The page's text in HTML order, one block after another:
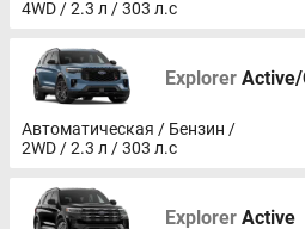
Универсальный порт (USB)
CarPlay
Автоматический корректор фар
Датчик света
Дневные ходовые огни
Светодиодные фары
Диски 18
Рейлинги на крыше
4WD / 2.3 л / 303 л.с
Explorer
Автоматическая / Бензин /
2WD / 2.3 л / 303 л.с
Explorer Active